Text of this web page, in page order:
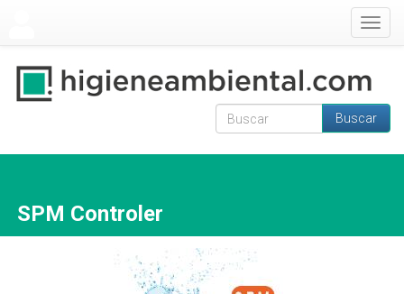
Formulario de
Buscar
SPM Controler